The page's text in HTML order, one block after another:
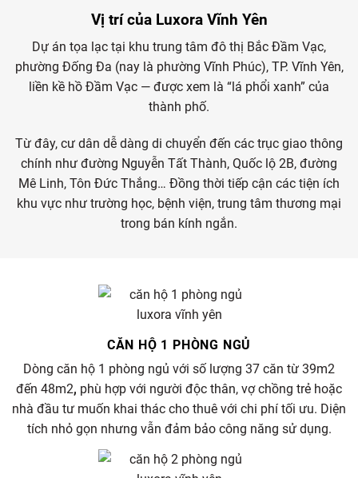
Vị trí của Luxora Vĩnh Yên
Dự án tọa lạc tại khu trung tâm đô thị Bắc Đầm Vạc,
phường Đống Đa (nay là phường Vĩnh Phúc), TP. Vĩnh Yên,
liền kề hồ Đầm Vạc — được xem là “lá phổi xanh” của
thành phố.
Từ đây, cư dân dễ dàng di chuyển đến các trục giao thông
chính như đường Nguyễn Tất Thành, Quốc lộ 2B, đường
Mê Linh, Tôn Đức Thắng… Đồng thời tiếp cận các tiện ích
khu vực như trường học, bệnh viện, trung tâm thương mại
trong bán kính ngắn.
CĂN HỘ 1 PHÒNG NGỦ
Dòng căn hộ 1 phòng ngủ với số lượng 37 căn từ 39m2
đến 48m2, phù hợp với người độc thân, vợ chồng trẻ hoặc
nhà đầu tư muốn khai thác cho thuê với chi phí tối ưu. Diện
tích nhỏ gọn nhưng vẫn đảm bảo công năng sử dụng.